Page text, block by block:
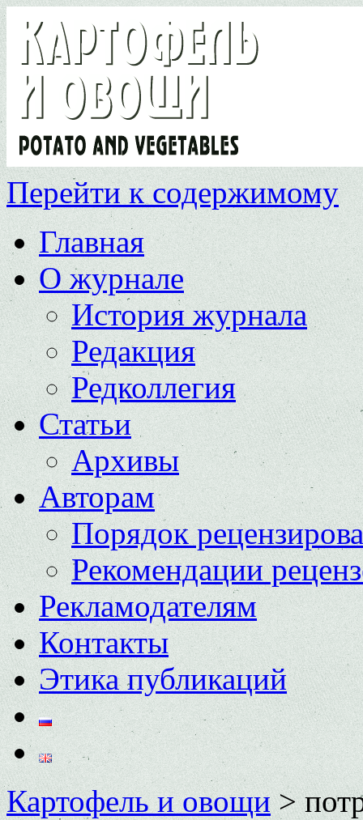
Перейти к содержимому
Главная
О журнале
История журнала
Редакция
Редколлегия
Статьи
Архивы
Авторам
Порядок
Рекомендации
Рекламодателям
Контакты
Этика публикаций
Картофель и овощи>